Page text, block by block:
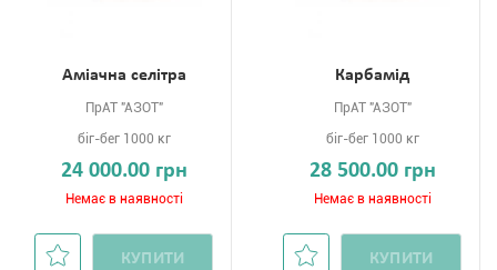
Аміачна селітра
ПрАТ "АЗОТ"
біг-бег 1000 кг
24 000.00 грн
Немає в наявності
КУПИТИ
Карбамід
ПрАТ "АЗОТ"
біг-бег 1000 кг
28 500.00 грн
Немає в наявності
КУПИТИ